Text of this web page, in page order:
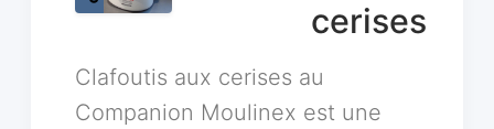
cerises
Clafoutis aux cerises au
Companion Moulinex est une